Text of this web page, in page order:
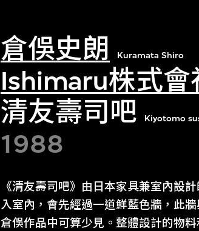
倉俁史朗 Kuramata Shiro
Ishimaru株式會
清友壽司吧 Kiyotomo
1988
《清友壽司吧》由日本家具兼室內設
入室內，會先經過一道鮮藍色牆，此
倉俁作品中可算少見。整體設計的物